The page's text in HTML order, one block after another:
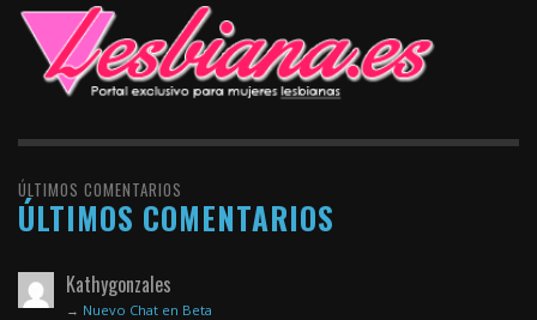
ÚLTIMOS COMENTARIOS
ÚLTIMOS COMENTARIOS
Kathygonzales
→ Nuevo Chat en Beta